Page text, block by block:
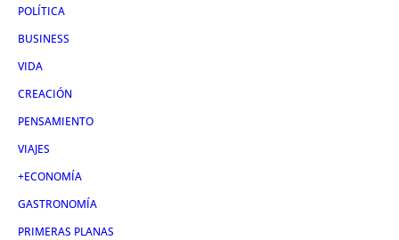
POLÍTICA
BUSINESS
VIDA
CREACIÓN
PENSAMIENTO
VIAJES
+ECONOMÍA
GASTRONOMÍA
PRIMERAS PLANAS